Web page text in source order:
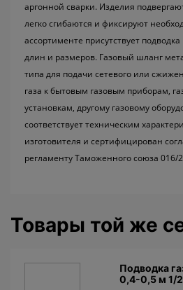
аргонной сварки. Изделия
легко сгибаются и фиксируют
ассортименте присутствует
длин и размеров. Газовый шланг
типа для подачи сетевого или
газа к бытовым газовым приборам,
установкам, другому газовому
соответствует техническим
изготовителя и сертифицирован
регламенту Таможенного союза 016/
Товары той же
Подводкa
0,4-0,5 м 1/